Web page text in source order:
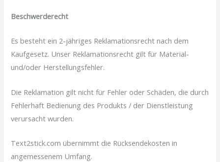
Beschwerderecht
Es besteht ein 2-jähriges Reklamationsrecht nach dem
Kaufgesetz. Unser Reklamationsrecht gilt für Material-
und/oder Herstellungsfehler.
Die Reklamation gilt nicht für Fehler oder Schäden, die durch
Fehlerhaft Bedienung des Produkts / der Dienstleistung
verursacht wurden.
Text2stick.com übernimmt die Rücksendekosten in
angemessenem Umfang.